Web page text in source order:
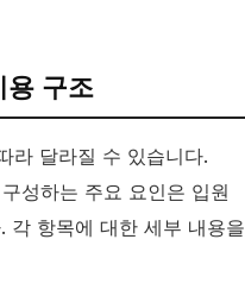
용 구조
라 달라질 수 있습니다.
성하는 주요 요인은 입원
각 항목에 대한 세부 내용을